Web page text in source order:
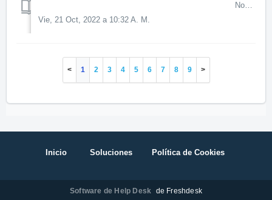
Novedades destacadas en el Hotfix 79 A continuación,...
Vie, 21 Oct, 2022 a 10:32 A. M.
1 2 3 4 5 6 7 8 9
Inicio Soluciones Política de Cookies
Software de Help Desk de Freshdesk